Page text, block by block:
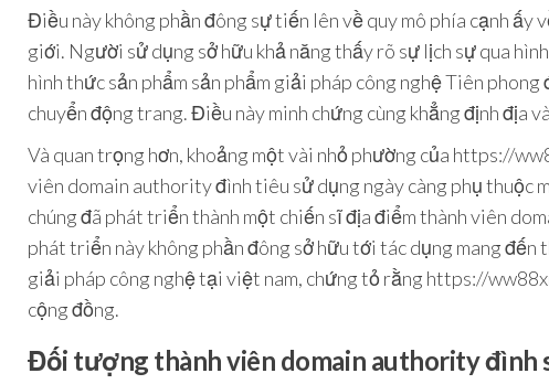
Điều này không phần đông sự tiến lên về quy mô phía cạnh
giới. Người sử dụng sở hữu khả năng thấy rõ sự lịch sự qua
hình thức sản phẩm sản phẩm giải pháp công nghệ Tiên
chuyển động trang. Điều này minh chứng cùng khẳng định địa
Và quan trọng hơn, khoảng một vài nhỏ phường của https://
viên domain authority đình tiêu sử dụng ngày càng phụ
chúng đã phát triển thành một chiến sĩ địa điểm thành viên
phát triển này không phần đông sở hữu tới tác dụng mang
giải pháp công nghệ tại việt nam, chứng tỏ rằng https://
cộng đồng.
Đối tượng thành viên domain authority đình